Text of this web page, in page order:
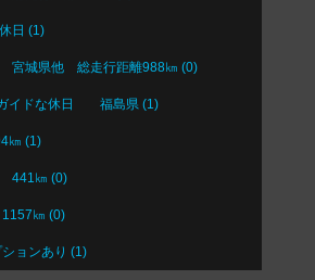
日 (1)
宮城県他 総走行距離988㎞ (0)
ガイドな休日 福島県 (1)
㎞ (1)
441㎞ (0)
㎞ (0)
ョンあり (1)